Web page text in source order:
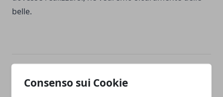
Consenso sui Cookie
belle.